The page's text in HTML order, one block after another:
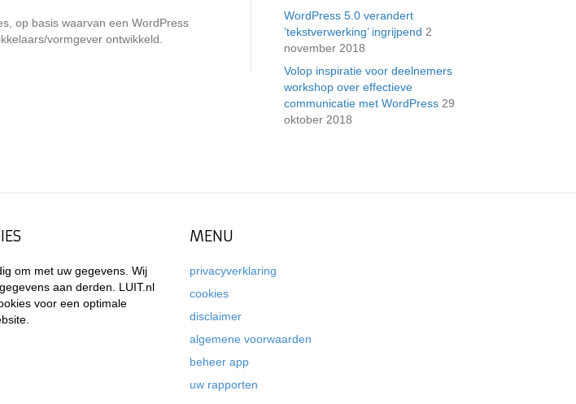
op basis waarvan een WordPress
vormgever ontwikkeld.
WordPress 5.0 verandert
’tekstverwerking’ ingrijpend 2
november 2018
Volop inspiratie voor deelnemers
workshop over effectieve
communicatie met WordPress 29
oktober 2018
om met uw gegevens. Wij
aan derden. LUIT.nl
voor een optimale
MENU
privacyverklaring
cookies
disclaimer
algemene voorwaarden
beheer app
uw rapporten